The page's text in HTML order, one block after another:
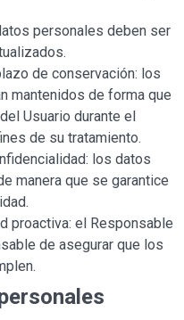
personales deben ser
de conservación: los
mantenidos de forma que
Usuario durante el
de su tratamiento.
los datos
manera que se garantice
proactiva: el Responsable
de asegurar que los